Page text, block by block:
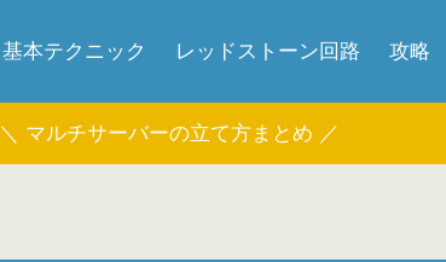
基本テクニック レッドストーン回路 攻略
＼ マルチサーバーの立て方まとめ ／